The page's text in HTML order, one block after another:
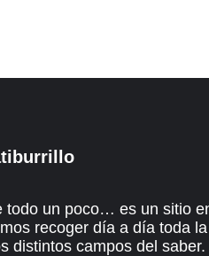
todo un poco… es un sitio
recoger día a día toda la
distintos campos del saber.